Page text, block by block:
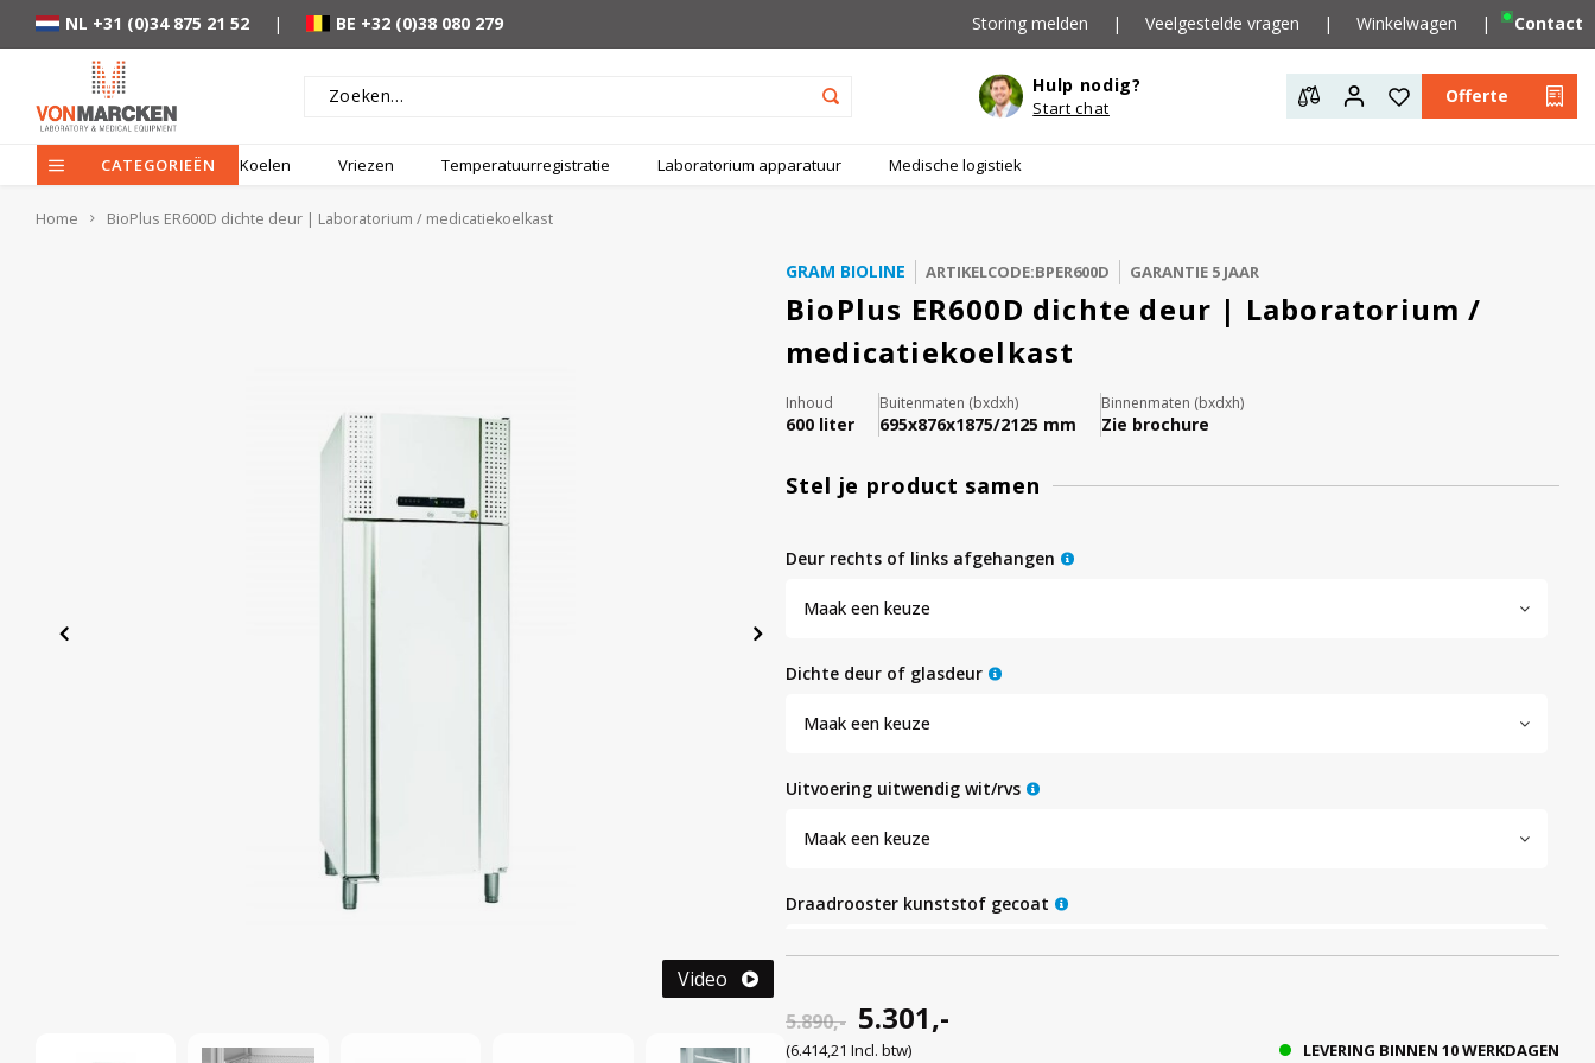
NL +31 (0)34 875 21 52 | BE +32 (0)38 080 279 Storing melden | Veelgestelde vragen | Winkelwagen | Contact
Hulp nodig?
Start chat
Offerte
CATEGORIEËN Koelen Vriezen Temperatuurregistratie Laboratorium apparatuur Medische logistiek
Home BioPlus ER600D dichte deur | Laboratorium / medicatiekoelkast
Video
GRAM BIOLINE ARTIKELCODE:BPER600D GARANTIE 5 JAAR
BioPlus ER600D dichte deur | Laboratorium /
medicatiekoelkast
Inhoud
600 liter
Buitenmaten (bxdxh)
695x876x1875/2125 mm
Binnenmaten (bxdxh)
Zie brochure
Stel je product samen
deur rechts of links afgehangen
Maak een keuze
dichte deur of glasdeur
Maak een keuze
uitvoering uitwendig wit/rvs
Maak een keuze
draadrooster kunststof gecoat
Maak een keuze
rvs draadrooster
5.890,- 5.301,-
(6.414,21 Incl. btw) LEVERING BINNEN 10 WERKDAGEN